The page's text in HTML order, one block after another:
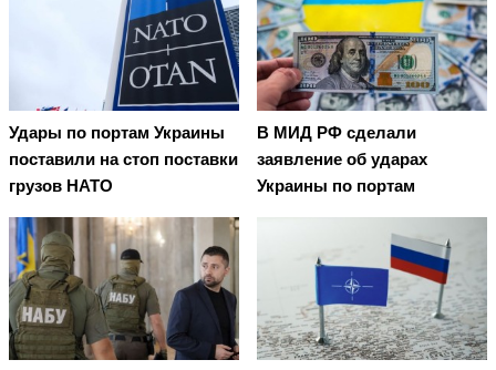
Удары по портам Украины
поставили на стоп поставки
грузов НАТО
В МИД РФ сделали
заявление об ударах
Украины по портам